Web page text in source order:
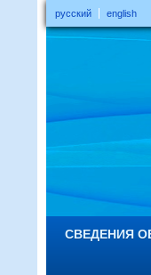
русский english
СВЕДЕНИЯ